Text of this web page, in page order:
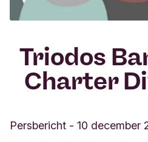
Triodos
Charter
Persbericht - 10 december